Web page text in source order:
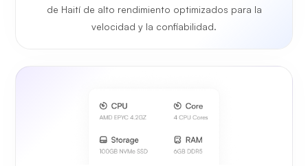
de Haití de alto rendimiento optimizados para la
velocidad y la confiabilidad.